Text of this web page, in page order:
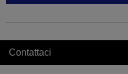
Contattaci